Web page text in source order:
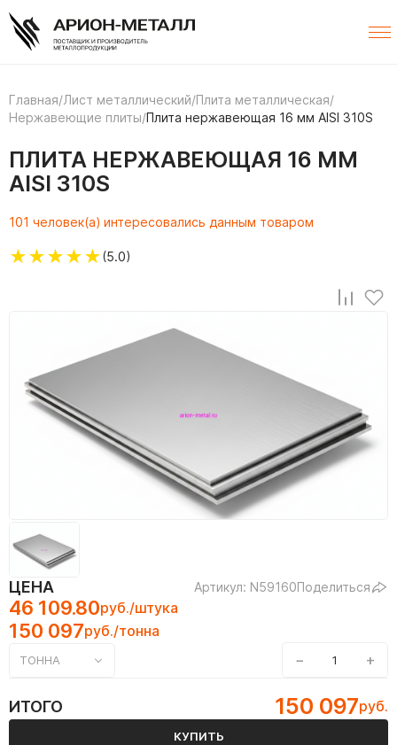
Главная/Лист металлический/Плита металлическая/
Нержавеющие плиты/Плита нержавеющая 16 мм AISI 310S
ПЛИТА НЕРЖАВЕЮЩАЯ 16 ММ
AISI 310S
101 человек(а) интересовались данным товаром
★★★★★(5.0)
ЦЕНА Артикул: N59160Поделиться
46 109.80руб./штука
150 097руб./тонна
ТОННА − +
ИТОГО 150 097руб.
КУПИТЬ